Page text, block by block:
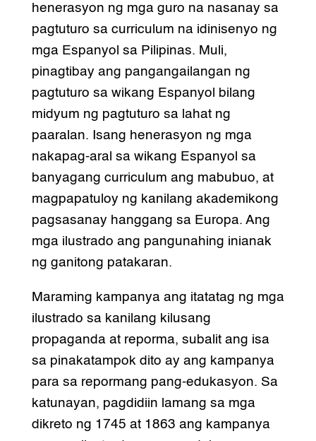
henerasyon ng mga guro na nasanay sa
pagtuturo sa curriculum na idinisenyo ng
mga Espanyol sa Pilipinas. Muli,
pinagtibay ang pangangailangan ng
pagtuturo sa wikang Espanyol bilang
midyum ng pagtuturo sa lahat ng
paaralan. Isang henerasyon ng mga
nakapag-aral sa wikang Espanyol sa
banyagang curriculum ang mabubuo, at
magpapatuloy ng kanilang akademikong
pagsasanay hanggang sa Europa. Ang
mga ilustrado ang pangunahing inianak
ng ganitong patakaran.
Maraming kampanya ang itatatag ng mga
ilustrado sa kanilang kilusang
propaganda at reporma, subalit ang isa
sa pinakatampok dito ay ang kampanya
para sa repormang pang-edukasyon. Sa
katunayan, pagdidiin lamang sa mga
dikreto ng 1745 at 1863 ang kampanya